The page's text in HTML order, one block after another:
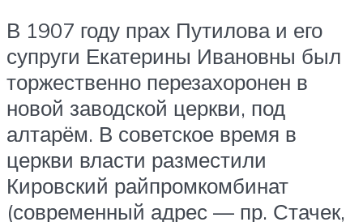
В 1907 году прах Путилова и его
супруги Екатерины Ивановны был
торжественно перезахоронен в
новой заводской церкви, под
алтарём. В советское время в
церкви власти разместили
Кировский райпромкомбинат
(современный адрес — пр. Стачек,